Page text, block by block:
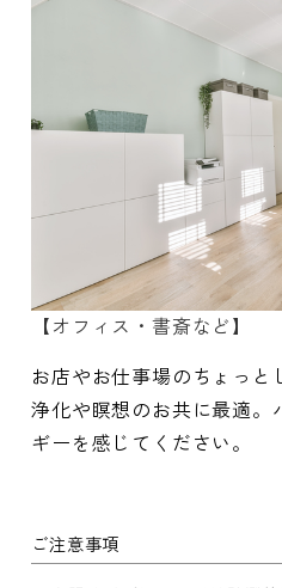
【オフィス・書斎など】
お店やお仕事場のちょっと
浄化や瞑想のお共に最適。
ギーを感じてください。
ご注意事項